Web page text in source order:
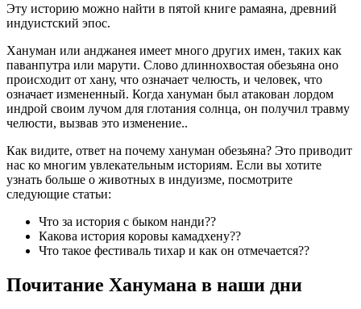
Эту историю можно найти в пятой книге рамаяна, древний
индуистский эпос.
Хануман или анджанея имеет много других имен, таких как
паванпутра или марути. Слово длиннохвостая обезьяна оно
происходит от хану, что означает челюсть, и человек, что
означает измененный. Когда хануман был атакован лордом
индрой своим лучом для глотания солнца, он получил травму
челюсти, вызвав это изменение..
Как видите, ответ на почему хануман обезьяна? Это приводит
нас ко многим увлекательным историям. Если вы хотите
узнать больше о животных в индуизме, посмотрите
следующие статьи:
Что за история с быком нанди??
Какова история коровы камадхену??
Что такое фестиваль тихар и как он отмечается??
Почитание Ханумана в наши дни